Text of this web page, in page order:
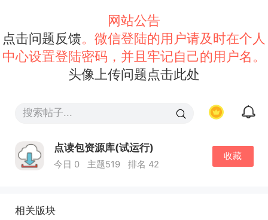
网站公告
点击问题反馈。微信登陆的用户请及时在个人
中心设置登陆密码，并且牢记自己的用户名。
头像上传问题点击此处
点读包资源库(试运行)
今日 0 主题519 排名 42
收藏
相关版块